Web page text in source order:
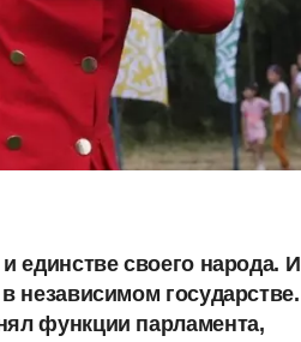
единстве своего народа. И
независимом государстве.
функции парламента,